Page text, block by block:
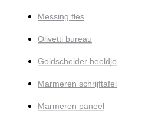
Messing fles
Olivetti bureau
Goldscheider beeldje
Marmeren schrijftafel
Marmeren paneel